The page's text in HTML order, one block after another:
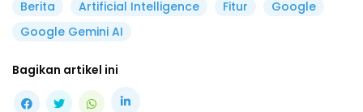
Berita
Artificial Intelligence Fitur
Google
Google Gemini AI
Bagikan artikel ini